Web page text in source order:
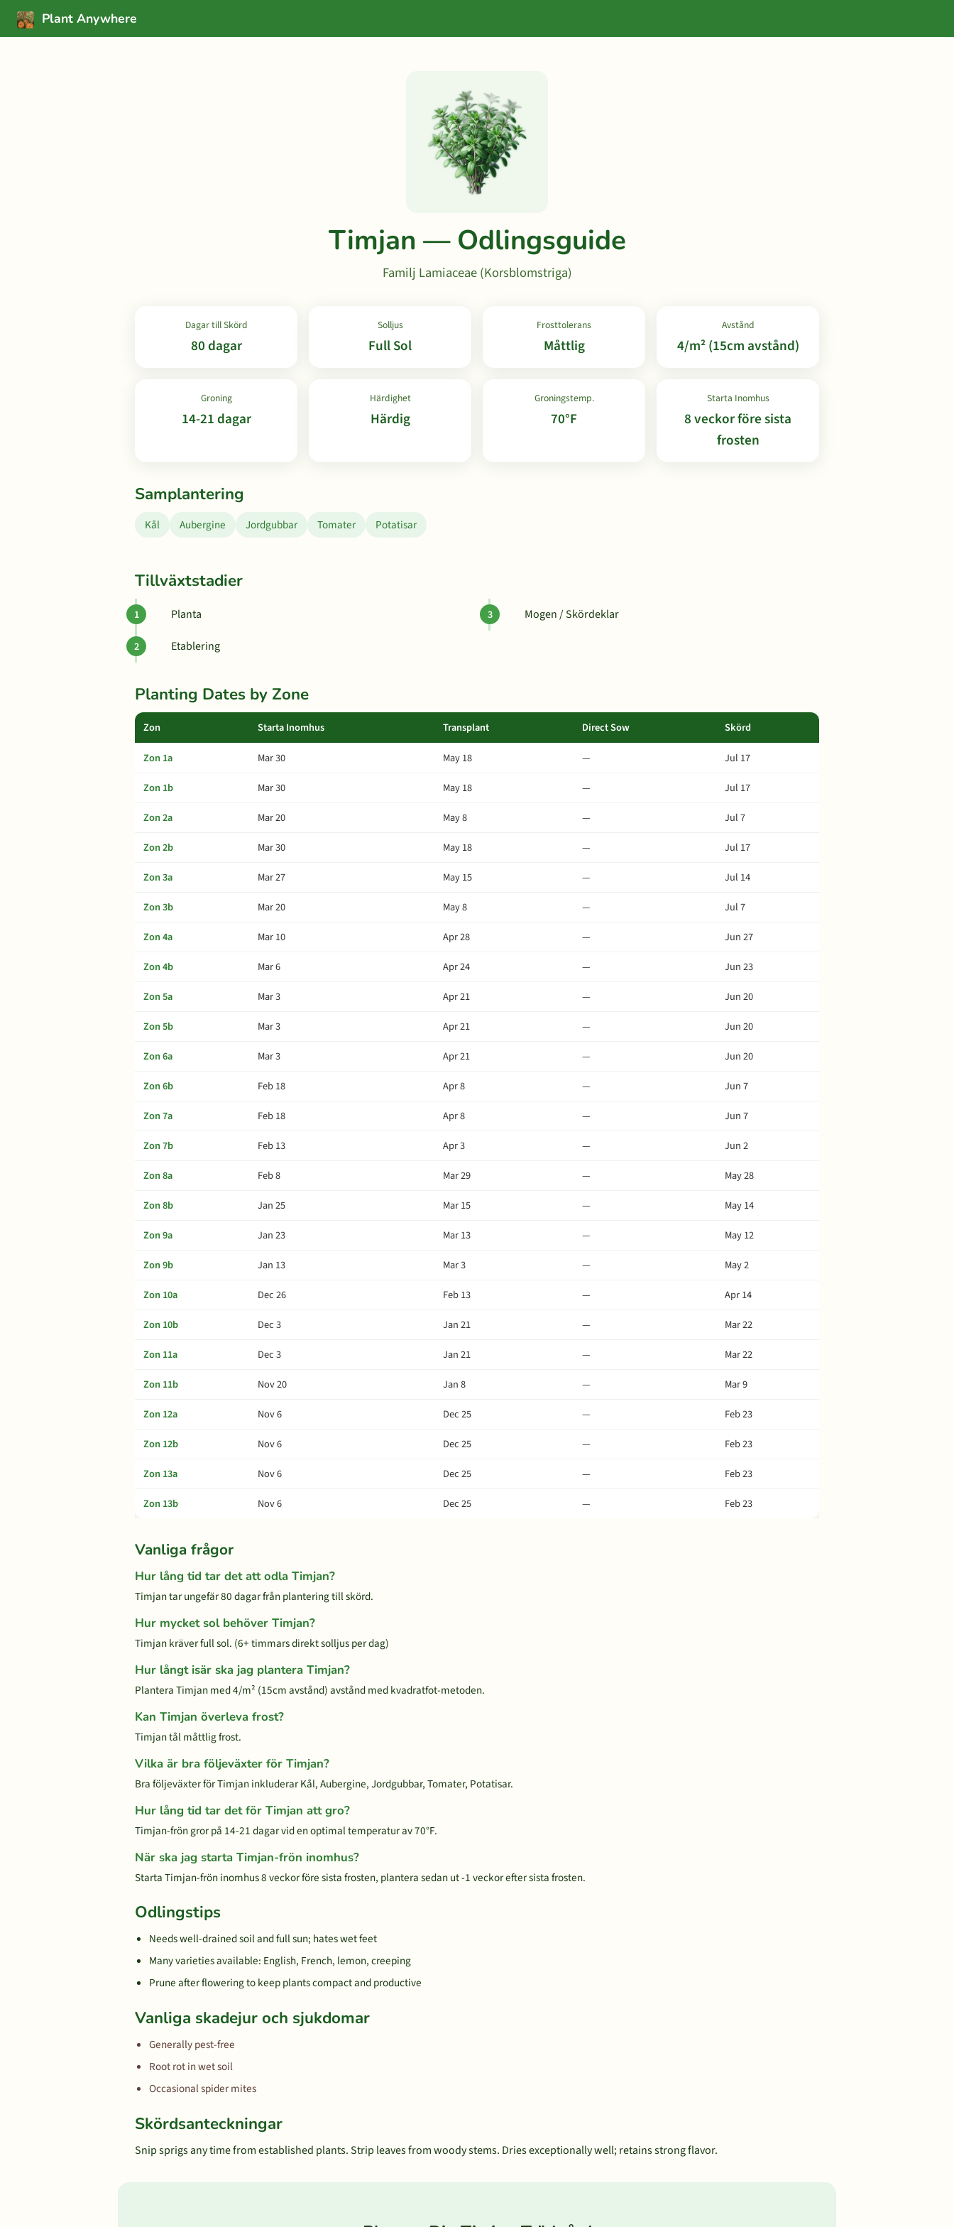
Plant Anywhere
Timjan — Odlingsguide
Familj Lamiaceae (Korsblomstriga)
Dagar till Skörd
80 dagar
Solljus
Full Sol
Frosttolerans
Måttlig
Avstånd
4/m² (15cm avstånd)
Groning
14-21 dagar
Härdighet
Härdig
Groningstemp.
70°F
Starta Inomhus
8 veckor före sista
frosten
Samplantering
Kål Aubergine Jordgubbar Tomater Potatisar
Tillväxtstadier
Planta
Etablering
Mogen / Skördeklar
Planting Dates by Zone
Zon Starta Inomhus Transplant Direct Sow Skörd
Zon 1a Mar 30 May 18 —
Jul 17
Zon 1b
Mar 30 May 18 —
Jul 17
Zon 2a
Mar 20 May 8 —
Jul 7
Zon 2b
Mar 30 May 18 —
Jul 17
Zon 3a
Mar 27 May 15 —
Jul 14
Zon 3b
Mar 20 May 8 —
Jul 7
Zon 4a
Mar 10 Apr 28 —
Jun 27
Zon 4b
Mar 6 Apr 24 —
Jun 23
Zon 5a
Mar 3 Apr 21 —
Jun 20
Zon 5b
Mar 3 Apr 21 —
Jun 20
Zon 6a
Mar 3 Apr 21 —
Jun 20
Zon 6b
Feb 18 Apr 8 —
Jun 7
Zon 7a
Feb 18 Apr 8 —
Jun 7
Zon 7b
Feb 13 Apr 3 —
Jun 2
Zon 8a
Feb 8 Mar 29 —
May 28
Zon 8b
Jan 25 Mar 15 —
May 14
Zon 9a
Jan 23 Mar 13 —
May 12
Zon 9b
Jan 13 Mar 3 —
May 2
Zon 10a
Dec 26 Feb 13 —
Apr 14
Zon 10b
Dec 3 Jan 21 —
Mar 22
Zon 11a
Dec 3 Jan 21 —
Mar 22
Zon 11b
Nov 20 Jan 8 —
Mar 9
Zon 12a
Nov 6 Dec 25 —
Feb 23
Zon 12b
Nov 6 Dec 25 —
Feb 23
Zon 13a
Nov 6 Dec 25 —
Feb 23
Zon 13b
Nov 6 Dec 25 — Feb 23
Vanliga frågor
Hur lång tid tar det att odla Timjan?
Timjan tar ungefär 80 dagar från plantering till skörd.
Hur mycket sol behöver Timjan?
Timjan kräver full sol. (6+ timmars direkt solljus per dag)
Hur långt isär ska jag plantera Timjan?
Plantera Timjan med 4/m² (15cm avstånd) avstånd med kvadratfot-metoden.
Kan Timjan överleva frost?
Timjan tål måttlig frost.
Vilka är bra följeväxter för Timjan?
Bra följeväxter för Timjan inkluderar Kål, Aubergine, Jordgubbar, Tomater, Potatisar.
Hur lång tid tar det för Timjan att gro?
Timjan-frön gror på 14-21 dagar vid en optimal temperatur av 70°F.
När ska jag starta Timjan-frön inomhus?
Starta Timjan-frön inomhus 8 veckor före sista frosten, plantera sedan ut -1 veckor efter sista frosten.
Odlingstips
Needs well-drained soil and full sun; hates wet feet
Many varieties available: English, French, lemon, creeping
Prune after flowering to keep plants compact and productive
Vanliga skadejur och sjukdomar
Generally pest-free
Root rot in wet soil
Occasional spider mites
Skördsanteckningar
Snip sprigs any time from established plants. Strip leaves from woody stems. Dries exceptionally well; retains strong flavor.